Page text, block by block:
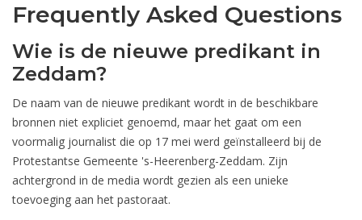
Frequently Asked Questions
Wie is de nieuwe predikant in
Zeddam?
De naam van de nieuwe predikant wordt in de beschikbare
bronnen niet expliciet genoemd, maar het gaat om een
voormalig journalist die op 17 mei werd geïnstalleerd bij de
Protestantse Gemeente 's-Heerenberg-Zeddam. Zijn
achtergrond in de media wordt gezien als een unieke
toevoeging aan het pastoraat.